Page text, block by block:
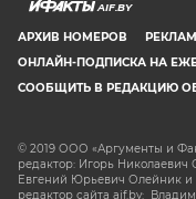
AIF.BY
АРХИВ НОМЕРОВ
ОНЛАЙН-ПОДПИСКА НА
СООБЩИТЬ В РЕДАКЦИЮ
© 2019 ООО «Аргументы и
редактор: Игорь Николаевич
Евгений Юрьевич Олейник
редактор сайта aif.by: